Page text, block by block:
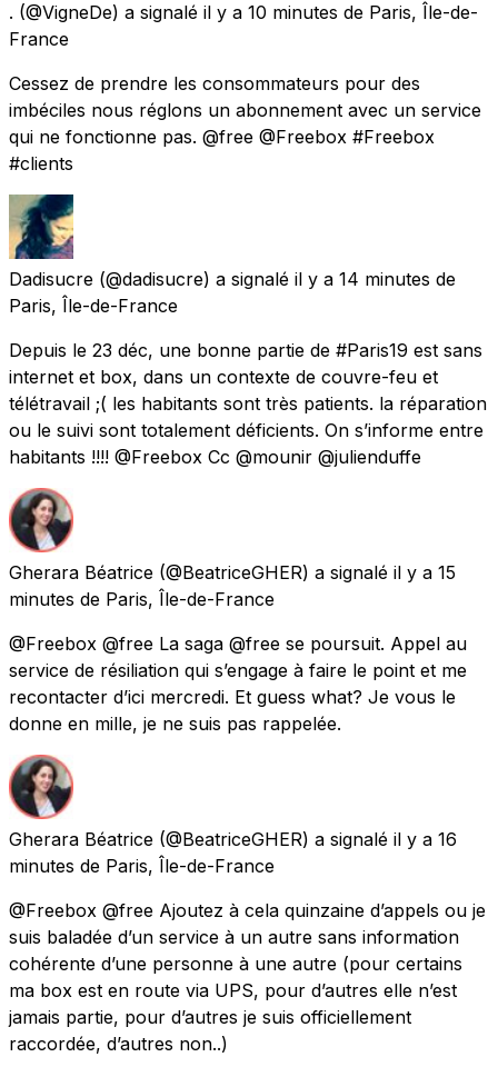
. (@VigneDe) a signalé il y a 10 minutes de Paris, Île-de-
France
Cessez de prendre les consommateurs pour des
imbéciles nous réglons un abonnement avec un service
qui ne fonctionne pas. @free @Freebox #Freebox
#clients
Dadisucre (@dadisucre) a signalé il y a 14 minutes de
Paris, Île-de-France
Depuis le 23 déc, une bonne partie de #Paris19 est sans
internet et box, dans un contexte de couvre-feu et
télétravail ;( les habitants sont très patients. la réparation
ou le suivi sont totalement déficients. On s’informe entre
habitants !!!! @Freebox Cc @mounir @julienduffe
Gherara Béatrice (@BeatriceGHER) a signalé il y a 15
minutes de Paris, Île-de-France
@Freebox @free La saga @free se poursuit. Appel au
service de résiliation qui s’engage à faire le point et me
recontacter d’ici mercredi. Et guess what? Je vous le
donne en mille, je ne suis pas rappelée.
Gherara Béatrice (@BeatriceGHER) a signalé il y a 16
minutes de Paris, Île-de-France
@Freebox @free Ajoutez à cela quinzaine d’appels ou je
suis baladée d’un service à un autre sans information
cohérente d’une personne à une autre (pour certains
ma box est en route via UPS, pour d’autres elle n’est
jamais partie, pour d’autres je suis officiellement
raccordée, d’autres non..)